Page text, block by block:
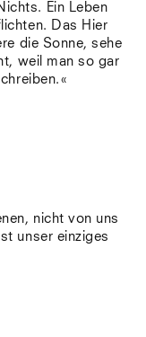
Ein Leben
Das Hier
die Sonne, sehe
weil man so gar
nicht von uns
unser einziges